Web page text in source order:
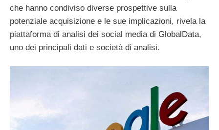
che hanno condiviso diverse prospettive sulla
potenziale acquisizione e le sue implicazioni, rivela la
piattaforma di analisi dei social media di GlobalData,
uno dei principali dati e società di analisi.